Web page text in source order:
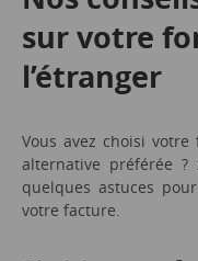
sur votre
l’étranger
Vous avez choisi
alternative préférée
quelques astuces
votre facture.